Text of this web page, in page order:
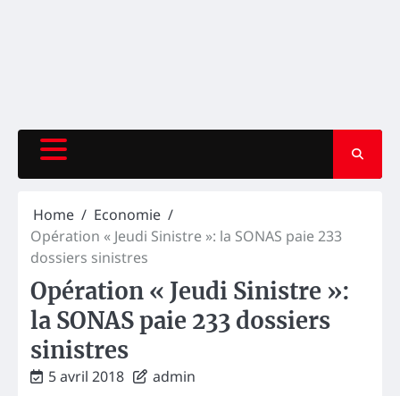
Home
Economie
Opération « Jeudi Sinistre »: la SONAS paie 233
dossiers sinistres
Opération « Jeudi Sinistre »:
la SONAS paie 233 dossiers
sinistres
5 avril 2018 admin